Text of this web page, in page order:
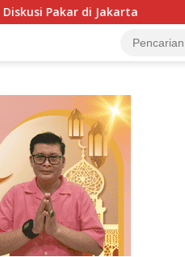
Imigrasi Deportasi 25